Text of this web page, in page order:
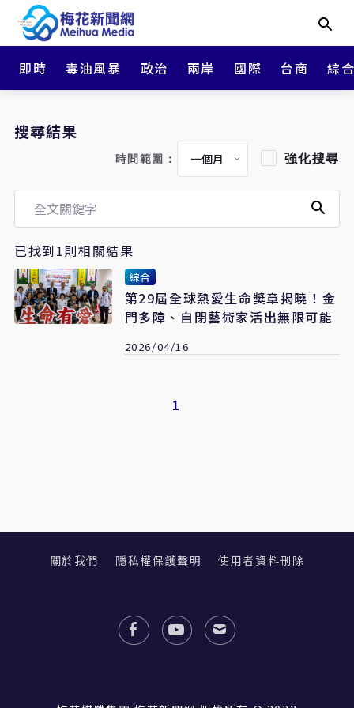
即時 毒油風暴 政治 兩岸 國際 台商 綜
搜尋結果
時間範圍： 強化搜尋
已找到1則相關結果
綜合
第29屆全球熱愛生命獎章揭曉！金
門多障、自閉藝術家活出無限可能
2026/04/16
1
關於我們 隱私權保護聲明 使用者資料刪除